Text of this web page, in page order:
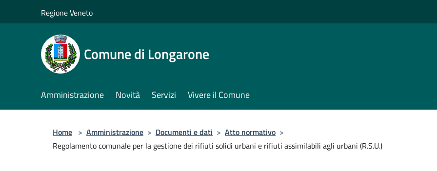
Regione Veneto
Comune di Longarone
Amministrazione Novità Servizi Vivere il Comune
Home > Amministrazione > Documenti e dati > Atto normativo >
Regolamento comunale per la gestione dei rifiuti solidi urbani e rifiuti assimilabili agli urbani (R.S.U.)